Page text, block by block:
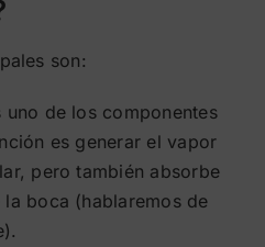
son:
uno de los componentes
es generar el vapor
pero también absorbe
boca (hablaremos de